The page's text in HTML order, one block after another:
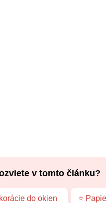
v tomto článku?
do okien ⭐